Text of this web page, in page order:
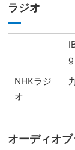
ラジオ
g
NHKラジ
オ
オーディオブ